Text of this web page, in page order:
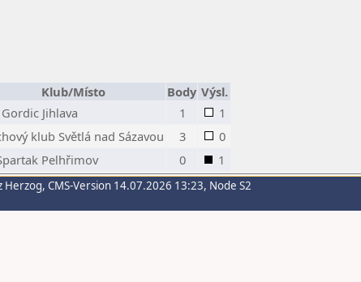
Klub/Místo Body Výsl.
Gordic Jihlava 1
1
klub Světlá nad Sázavou 3
0
Pelhřimov 0 1
Herzog, CMS-Version 14.07.2026 13:23, Node S2